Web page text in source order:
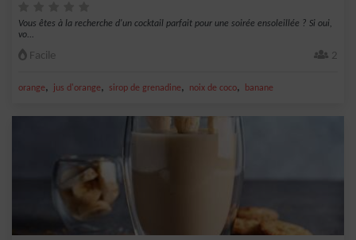
Vous êtes à la recherche d'un cocktail parfait pour une soirée ensoleillée ? Si oui,
vo...
Facile 2
orange, jus d'orange, sirop de grenadine, noix de coco, banane